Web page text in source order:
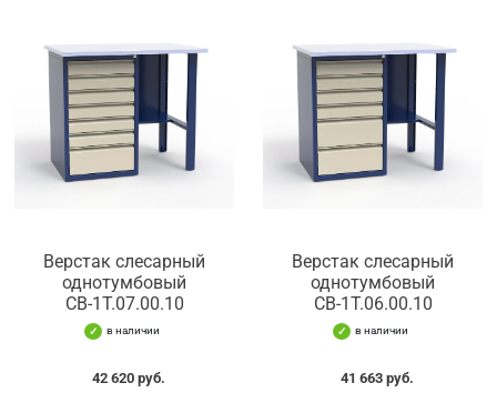
Верстак слесарный
однотумбовый
СВ-1Т.07.00.10
в наличии
42 620 руб.
Верстак слесарный
однотумбовый
СВ-1Т.06.00.10
в наличии
41 663 руб.